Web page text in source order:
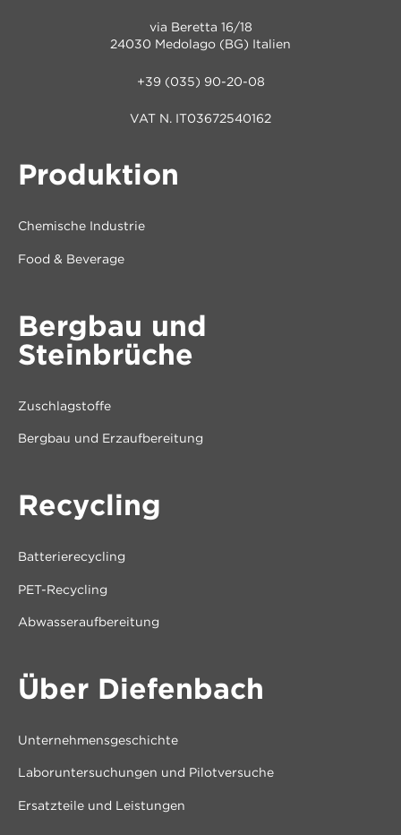
via Beretta 16/18
24030 Medolago (BG) Italien
+39 (035) 90-20-08
VAT N. IT03672540162
Produktion
Chemische Industrie
Food & Beverage
Bergbau und
Steinbrüche
Zuschlagstoffe
Bergbau und Erzaufbereitung
Recycling
Batterierecycling
PET-Recycling
Abwasseraufbereitung
Über Diefenbach
Unternehmensgeschichte
Laboruntersuchungen und Pilotversuche
Ersatzteile und Leistungen